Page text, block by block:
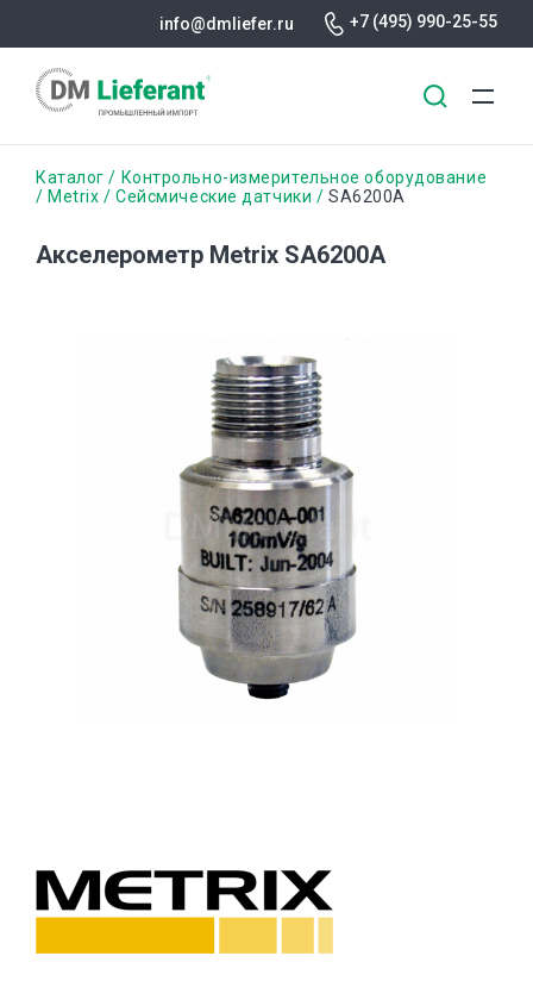
содержанию
info@dmliefer.ru +7 (495) 990-25-55
Строка
Каталог
Контрольно-измерительное оборудование
Metrix
Сейсмические датчики SA6200A
Акселерометр Metrix SA6200A